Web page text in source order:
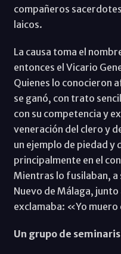
compañeros
laicos.
La causa toma el
entonces el Vicario
Quienes lo conocieron
se ganó, con trato
con su competencia y
veneración del clero y
un ejemplo de piedad y
principalmente en el
Mientras lo fusilaban, a
Nuevo de Málaga,
exclamaba: «Yo
Un grupo de